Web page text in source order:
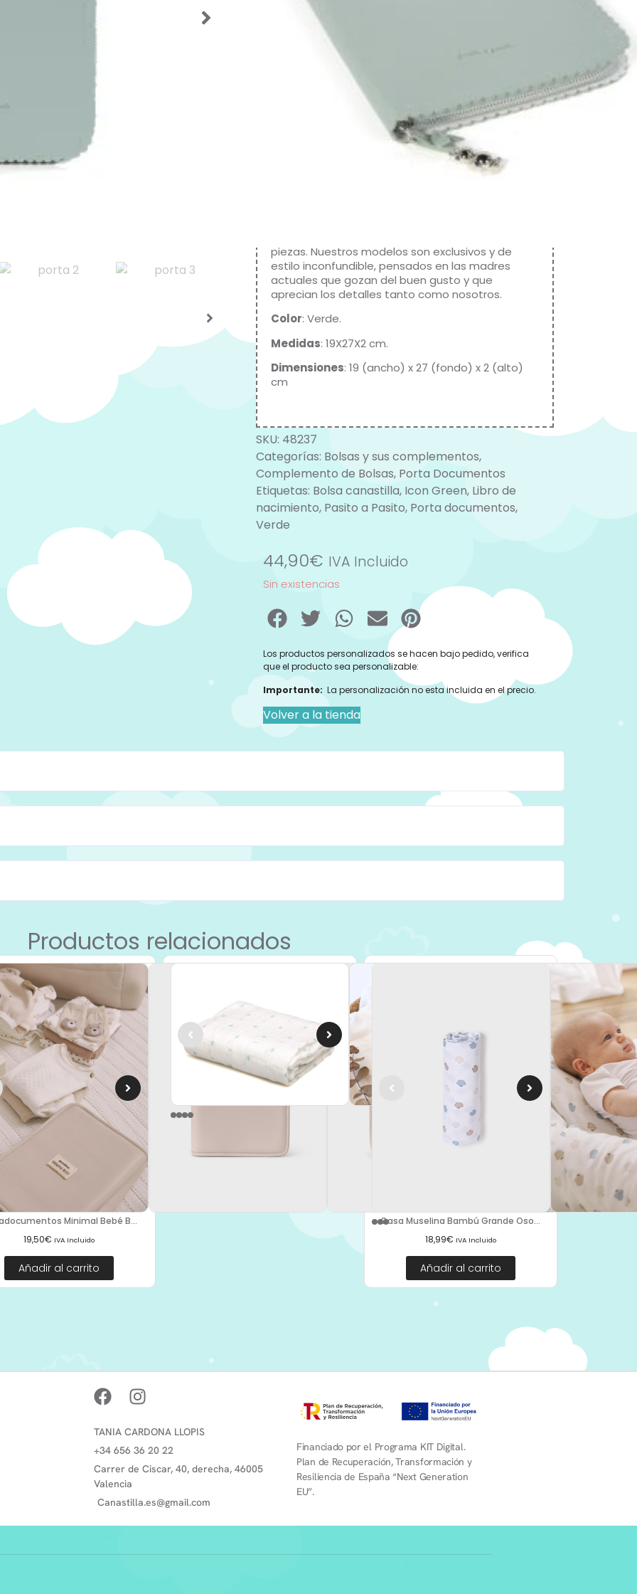
quieras conservar relacionado con tu bebé. Este
libro portadocumentos esta elaborado en
resistente y suave polipiel, cuenta con bolsillos
en cada lado y está forrado en el interior.
Cuenta con un práctico cierre de cremallera
para así guardar seguro el libro de nacimiento y
todos los documentos de tu bebé. Acabados
de calidad. Está fabricado con materiales de
gran calidad, libres de colorantes azoicos,
ftalatos y sustancias nocivas para la salud. Los
productos para bebé de Pasito a Pasito
cuentan con un diseño muy diferente a todas
piezas. Nuestros modelos son exclusivos y de
estilo inconfundible, pensados en las madres
actuales que gozan del buen gusto y que
aprecian los detalles tanto como nosotros.
Color: Verde.
Medidas: 19X27X2 cm.
Dimensiones: 19 (ancho) x 27 (fondo) x 2 (alto)
cm
SKU: 48237
Categorías: Bolsas y sus complementos,
Complemento de Bolsas, Porta Documentos
Etiquetas: Bolsa canastilla, Icon Green, Libro de
nacimiento, Pasito a Pasito, Porta documentos,
Verde
44,90€ IVA Incluido
Sin existencias
Los productos personalizados se hacen bajo pedido, verifica
que el producto sea personalizable:
Importante: La personalización no esta incluida en el precio.
Volver a la tienda
Productos relacionados
Minimal Bebé B...
19,50€ IVA Incluido
Añadir al carrito
Muselina Estampado Salvia 120X...
Añadir al carrito
Gasa Muselina Bambú Grande Oso...
18,99€ IVA Incluido
Añadir al carrito
TANIA CARDONA LLOPIS
+34 656 36 20 22
Carrer de Ciscar, 40, derecha, 46005
Valencia
Canastilla.es@gmail.com
Financiado por el Programa KIT Digital.
Plan de Recuperación, Transformación y
Resiliencia de España “Next Generation
EU”.